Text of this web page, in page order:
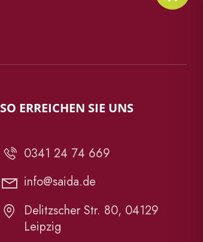
SO ERREICHEN SIE UNS
0341 24 74 669
info@saida.de
Delitzscher Str. 80, 04129
Leipzig